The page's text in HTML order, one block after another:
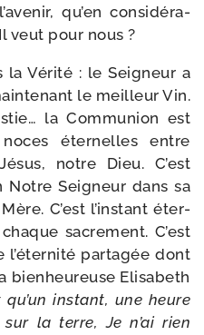
qu’en consi­dé­ra­
veut pour nous ?
la Vérité : le Seigneur a
le meilleur Vin.
la Communion est
éter­nelles entre
notre Dieu. C’est
Seigneur dans sa
C’est l’instant éter­
sacre­ment. C’est
l’éternité par­ta­gée dont
bien­heu­reuse Elisabeth
qu’un ins­tant, une heure
sur la terre, Je n’ai rien